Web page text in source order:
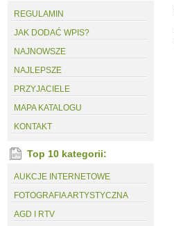
REGULAMIN
JAK DODAĆ WPIS?
NAJNOWSZE
NAJLEPSZE
PRZYJACIELE
MAPA KATALOGU
KONTAKT
Top 10 kategorii:
AUKCJE INTERNETOWE
FOTOGRAFIA ARTYSTYCZNA
AGD I RTV